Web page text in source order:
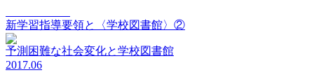
新学習指導要領と〈学校図書館〉②
予測困難な社会変化と学校図書館
2017.06